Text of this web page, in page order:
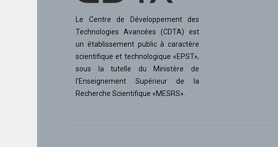
Le Centre de Développement des
Technologies Avancées (CDTA) est
un établissement public à caractère
scientifique et technologique «EPST»,
sous la tutelle du Ministère de
l'Enseignement Supérieur de la
Recherche Scientifique «MESRS».